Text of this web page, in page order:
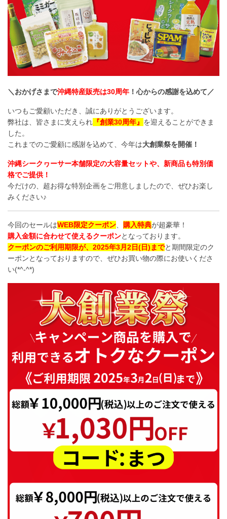
＼おかげさまで沖縄特産販売は30周年 ！心からの感謝を込めて／
いつもご愛顧いただき、誠にありがとうございます。
弊社は、皆さまに支えられ 『創業30周年』 を迎えることができま
した。
これまでのご愛顧に感謝を込めて、今年は大創業祭を開催！
沖縄シークヮーサー本舗限定の大容量セットや、新商品も特別価
格でご提供！
今だけの、超お得な特別企画をご用意しましたので、ぜひお楽し
みください♪
今回のセールはWEB限定クーポン 購入特典が超豪華！
購入金額に合わせて使えるクーポンとなっております。
クーポンのご利用期限が、2025年3月2日(日)までと期間限定のク
ーポンとなっておりますので、ぜひお買い物の際にお使いくださ
い(*^-^*)